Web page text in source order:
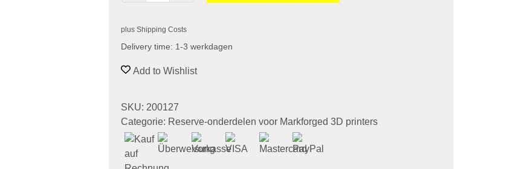
plus Shipping Costs
Delivery time: 1-3 werkdagen
voor
Serie
Add to Wishlist
SKU: 200127
Categorie: Reserve-onderdelen voor Markforged 3D printers